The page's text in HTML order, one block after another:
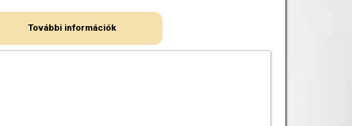
További információk